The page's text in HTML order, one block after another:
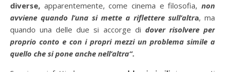
diverse, apparentemente, come cinema e filosofia, non
avviene quando l’una si mette a riflettere sull’altra, ma
quando una delle due si accorge di dover risolvere per
proprio conto e con i propri mezzi un problema simile a
quello che si pone anche nell’altra”.